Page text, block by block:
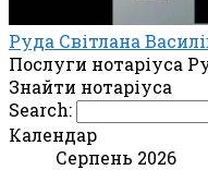
Руда Світлана
Послуги нотаріуса
Знайти нотаріуса
Search:
Календар
Серпень 2026